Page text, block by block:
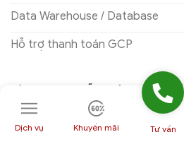
Data Warehouse / Database
Hỗ trợ thanh toán GCP
Google Slides
Dịch vụ Khuyến mãi Tư vấn